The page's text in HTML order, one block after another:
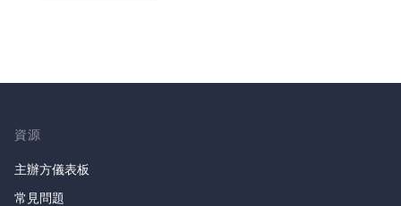
資源
主辦方儀表板
常見問題